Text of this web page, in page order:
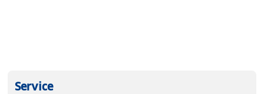
Service